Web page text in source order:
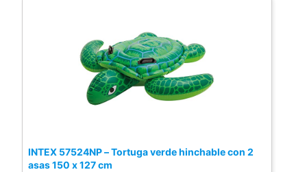
portátil facilita su transporte y
almacenamiento, convirtiéndola en el
complemento optimo para llevar a
cualquier destino de verano
Diversión sin fin: incluye un parche de
la diversión no se interrumpa
INTEX 57524NP – Tortuga verde hinchable con 2
asas 150 x 127 cm